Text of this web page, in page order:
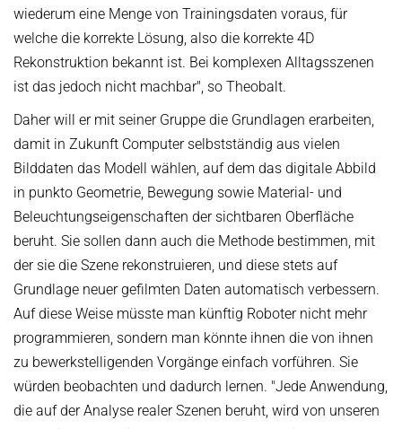
wiederum eine Menge von Trainingsdaten voraus, für
welche die korrekte Lösung, also die korrekte 4D
Rekonstruktion bekannt ist. Bei komplexen Alltagsszenen
ist das jedoch nicht machbar", so Theobalt.
Daher will er mit seiner Gruppe die Grundlagen erarbeiten,
damit in Zukunft Computer selbstständig aus vielen
Bilddaten das Modell wählen, auf dem das digitale Abbild
in punkto Geometrie, Bewegung sowie Material- und
Beleuchtungseigenschaften der sichtbaren Oberfläche
beruht. Sie sollen dann auch die Methode bestimmen, mit
der sie die Szene rekonstruieren, und diese stets auf
Grundlage neuer gefilmten Daten automatisch verbessern.
Auf diese Weise müsste man künftig Roboter nicht mehr
programmieren, sondern man könnte ihnen die von ihnen
zu bewerkstelligenden Vorgänge einfach vorführen. Sie
würden beobachten und dadurch lernen. "Jede Anwendung,
die auf der Analyse realer Szenen beruht, wird von unseren